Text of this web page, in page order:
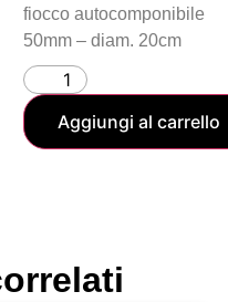
fiocco autocomponibile
50mm – diam. 20cm
Aggiungi al carrello